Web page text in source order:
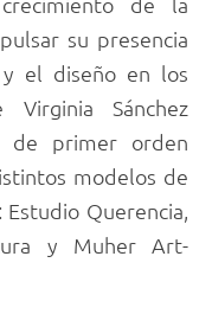
su presencia
el diseño en los
Sánchez
de primer orden
modelos de
Querencia,
y Muher Art-